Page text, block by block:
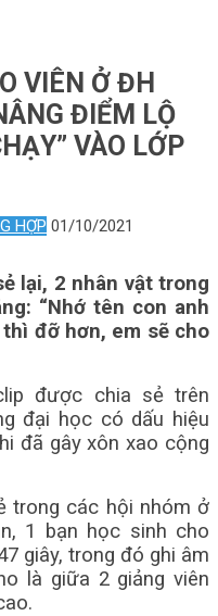
VIÊN Ở ĐH
ĐIỂM LỘ
VÀO LỚP
HỢP 01/10/2021
lại, 2 nhân vật trong
“Nhớ tên con anh
thì đỡ hơn, em sẽ cho
được chia sẻ trên
đại học có dấu hiệu
đã gây xôn xao cộng
trong các hội nhóm ở
1 bạn học sinh cho
giây, trong đó ghi âm
là giữa 2 giảng viên